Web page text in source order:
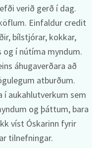
verið gerð í dag.
Einfaldur credit
bílstjórar, kokkar,
í nútíma myndum.
áhugaverðara að
atburðum.
í aukahlutverkum sem
og þáttum, bara
víst Óskarinn fyrir
tilnefningar.